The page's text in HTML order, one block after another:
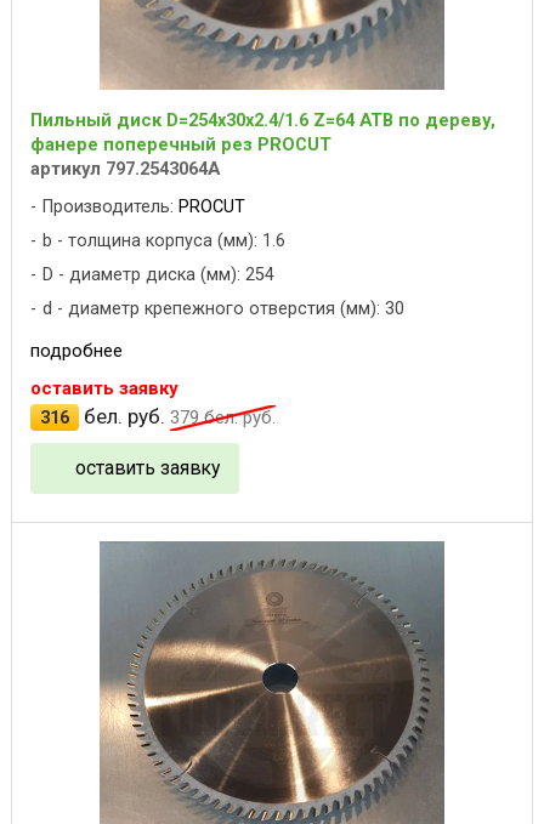
Пильный диск D=254x30x2.4/1.6 Z=64 ATB по дереву,
фанере поперечный рез PROCUT
артикул 797.2543064A
Производитель: PROCUT
b - толщина корпуса (мм): 1.6
D - диаметр диска (мм): 254
d - диаметр крепежного отверстия (мм): 30
подробнее
оставить заявку
316
бел. руб. 379бел. руб.
оставить заявку